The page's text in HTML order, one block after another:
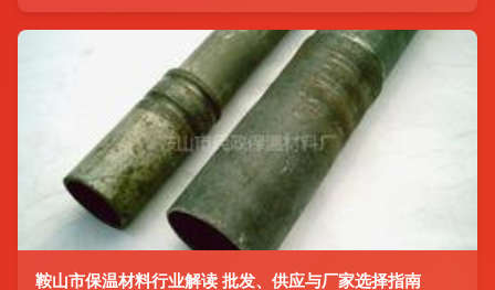
鞍山市保温材料行业解读 批发、供应与厂家选择指南